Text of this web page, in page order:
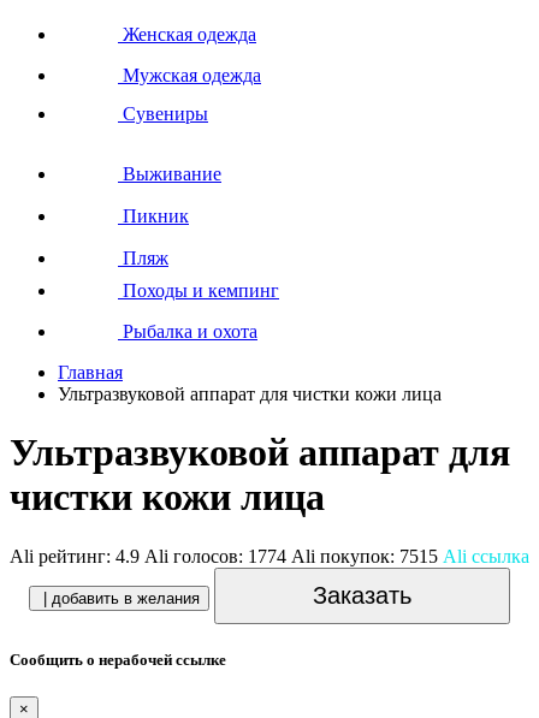
Женская одежда
Мужская одежда
Сувениры
Выживание
Пикник
Пляж
Походы и кемпинг
Рыбалка и охота
Главная
Ультразвуковой аппарат для чистки кожи лица
Ультразвуковой аппарат для
чистки кожи лица
Ali рейтинг: 4.9 Ali голосов: 1774 Ali покупок: 7515 Ali ссылка
| добавить в желания Заказать
Сообщить о нерабочей ссылке
×